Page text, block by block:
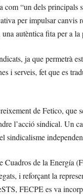
“un dels
per impulsar canvis
autèntica fita per a
ja que permetrà
i serveis, fet que es
de Fetico,
l’acció sindical. Un
sindicalisme
de la Energía
i reforçant la
FECPE es va